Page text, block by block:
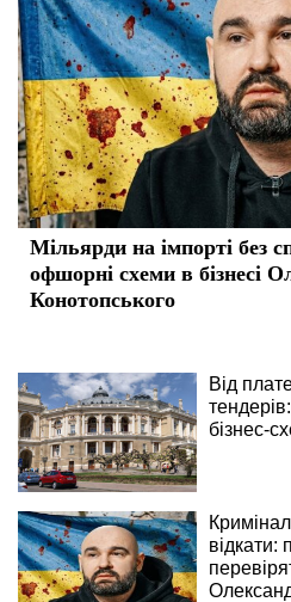
Мільярди на імпорті без
офшорні схеми в бізнесі
Конотопського
Від
бізнес-
відкати: